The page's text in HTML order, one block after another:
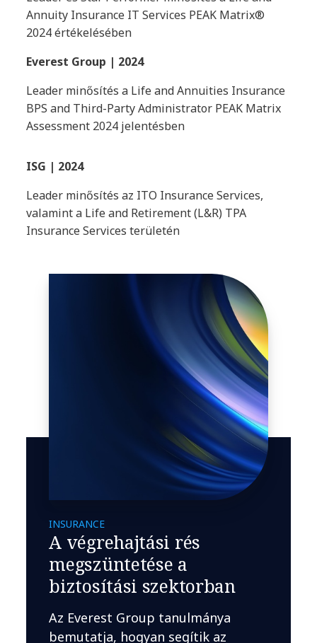
Annuity Insurance IT Services PEAK Matrix®
2024 értékelésében
Everest Group | 2024
Leader minősítés a Life and Annuities Insurance
BPS and Third-Party Administrator PEAK Matrix
Assessment 2024 jelentésben
ISG | 2024
Leader minősítés az ITO Insurance Services,
valamint a Life and Retirement (L&R) TPA
Insurance Services területén
INSURANCE
A végrehajtási rés
megszüntetése a
biztosítási szektorban
Az Everest Group tanulmánya
bemutatja, hogyan segítik az